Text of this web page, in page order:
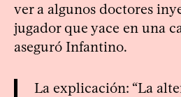
ver a algunos doctores
jugador que yace en una
aseguró Infantino.
La explicación: “La